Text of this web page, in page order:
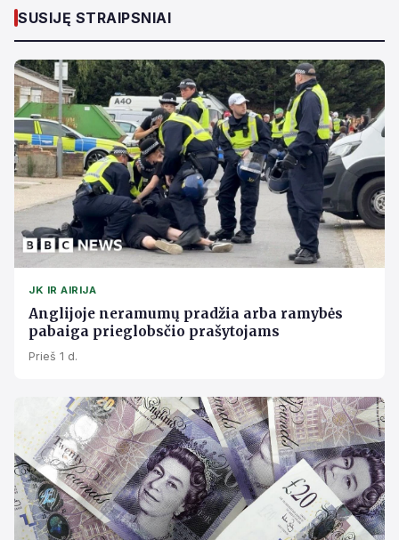
SUSIJĘ STRAIPSNIAI
JK IR AIRIJA
Anglijoje neramumų pradžia arba ramybės
pabaiga prieglobsčio prašytojams
Prieš 1 d.